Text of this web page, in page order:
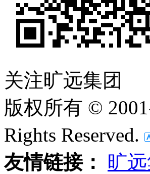
关注旷远集团
版权所有 ©
Rights Reserved.
友情链接：
旷